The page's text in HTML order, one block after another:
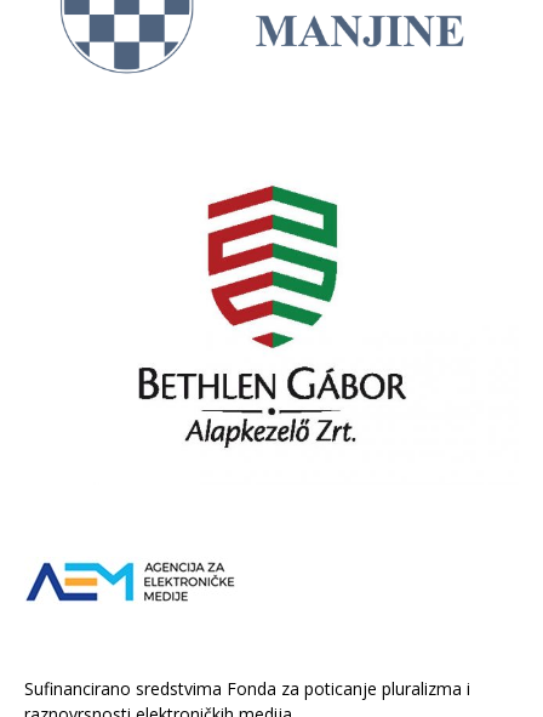
Sufinancirano sredstvima Fonda za poticanje pluralizma i